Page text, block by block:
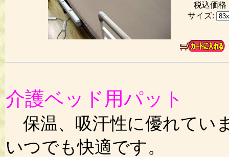
税込価
サイズ:
介護ベッド用パット
保温、吸汗性に優れてい
いつでも快適です。